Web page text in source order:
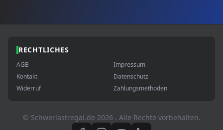
RECHTLICHES
AGB
Impressum
Kontakt
Datenschutz
Widerruf
Zahlungsmethoden
© Schwerlastregal.de 2026 . Alle Rechte vorbehalten.